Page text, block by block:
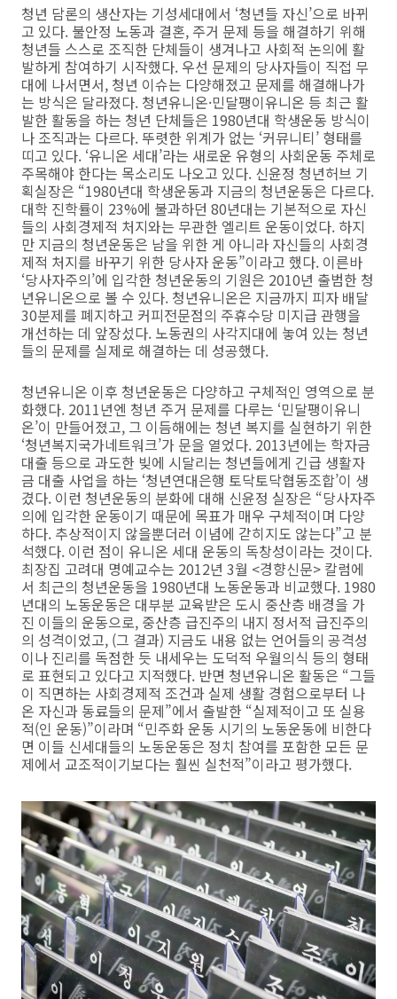
청년 담론의 생산자는 기성세대에서 ‘청년들 자신’으로 바뀌
고 있다. 불안정 노동과 결혼, 주거 문제 등을 해결하기 위해
청년들 스스로 조직한 단체들이 생겨나고 사회적 논의에 활
발하게 참여하기 시작했다. 우선 문제의 당사자들이 직접 무
대에 나서면서, 청년 이슈는 다양해졌고 문제를 해결해나가
는 방식은 달라졌다. 청년유니온·민달팽이유니온 등 최근 활
발한 활동을 하는 청년 단체들은 1980년대 학생운동 방식이
나 조직과는 다르다. 뚜렷한 위계가 없는 ‘커뮤니티’ 형태를
띠고 있다. ‘유니온 세대’라는 새로운 유형의 사회운동 주체로
주목해야 한다는 목소리도 나오고 있다. 신윤정 청년허브 기
획실장은 “1980년대 학생운동과 지금의 청년운동은 다르다.
대학 진학률이 23%에 불과하던 80년대는 기본적으로 자신
들의 사회경제적 처지와는 무관한 엘리트 운동이었다. 하지
만 지금의 청년운동은 남을 위한 게 아니라 자신들의 사회경
제적 처지를 바꾸기 위한 당사자 운동”이라고 했다. 이른바
‘당사자주의’에 입각한 청년운동의 기원은 2010년 출범한 청
년유니온으로 볼 수 있다. 청년유니온은 지금까지 피자 배달
30분제를 폐지하고 커피전문점의 주휴수당 미지급 관행을
개선하는 데 앞장섰다. 노동권의 사각지대에 놓여 있는 청년
들의 문제를 실제로 해결하는 데 성공했다.
청년유니온 이후 청년운동은 다양하고 구체적인 영역으로 분
화했다. 2011년엔 청년 주거 문제를 다루는 ‘민달팽이유니
온’이 만들어졌고, 그 이듬해에는 청년 복지를 실현하기 위한
‘청년복지국가네트워크’가 문을 열었다. 2013년에는 학자금
대출 등으로 과도한 빚에 시달리는 청년들에게 긴급 생활자
금 대출 사업을 하는 ‘청년연대은행 토닥토닥협동조합’이 생
겼다. 이런 청년운동의 분화에 대해 신윤정 실장은 “당사자주
의에 입각한 운동이기 때문에 목표가 매우 구체적이며 다양
하다. 추상적이지 않을뿐더러 이념에 갇히지도 않는다”고 분
석했다. 이런 점이 유니온 세대 운동의 독창성이라는 것이다.
최장집 고려대 명예교수는 2012년 3월 <경향신문> 칼럼에
서 최근의 청년운동을 1980년대 노동운동과 비교했다. 1980
년대의 노동운동은 대부분 교육받은 도시 중산층 배경을 가
진 이들의 운동으로, 중산층 급진주의 내지 정서적 급진주의
의 성격이었고, (그 결과) 지금도 내용 없는 언어들의 공격성
이나 진리를 독점한 듯 내세우는 도덕적 우월의식 등의 형태
로 표현되고 있다고 지적했다. 반면 청년유니온 활동은 “그들
이 직면하는 사회경제적 조건과 실제 생활 경험으로부터 나
온 자신과 동료들의 문제”에서 출발한 “실제적이고 또 실용
적(인 운동)”이라며 “민주화 운동 시기의 노동운동에 비한다
면 이들 신세대들의 노동운동은 정치 참여를 포함한 모든 문
제에서 교조적이기보다는 훨씬 실천적”이라고 평가했다.